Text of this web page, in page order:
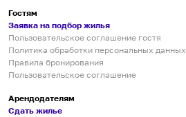
Гостям
Заявка на подбор жилья
Пользовательское соглашение гостя
Политика обработки персональных данных
Правила бронирования
Пользовательское соглашение
Арендодателям
Сдать жилье